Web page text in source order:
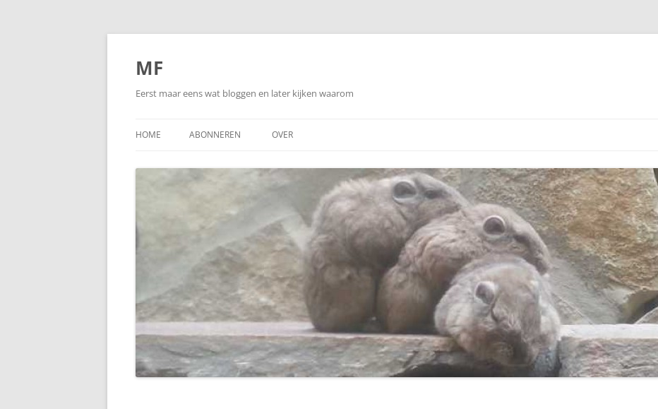
Ga
inhoud
MF
Eerst maar eens wat bloggen en later kijken waarom
HOME ABONNEREN OVER